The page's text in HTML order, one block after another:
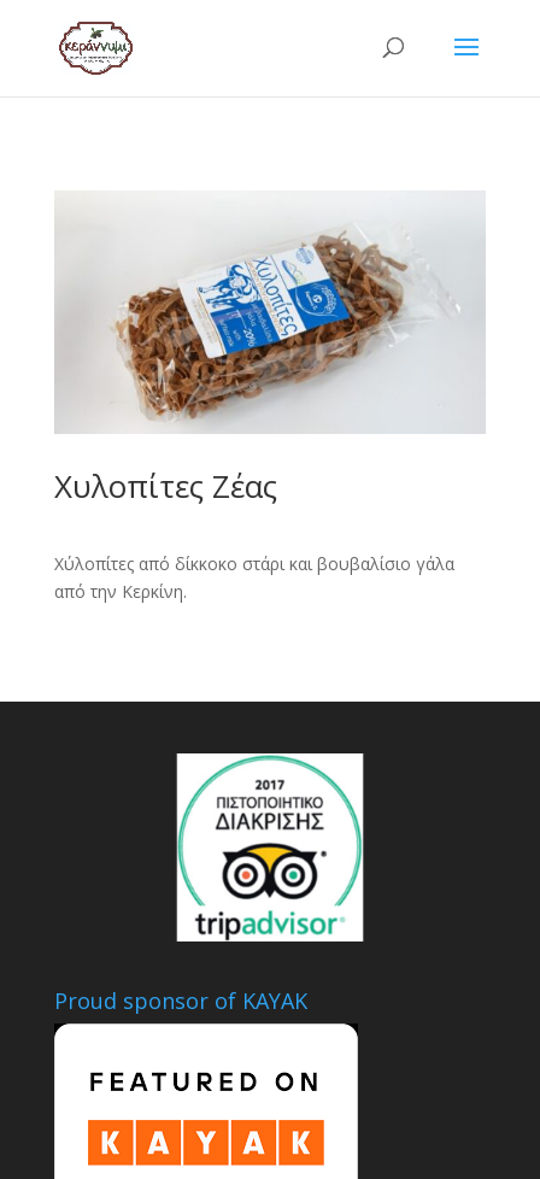
Χυλοπίτες Ζέας
Χύλοπίτες από δίκκοκο στάρι και βουβαλίσιο γάλα
από την Κερκίνη.
Proud sponsor of KAYAK